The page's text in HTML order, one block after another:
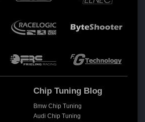
Chip Tuning Blog
Bmw Chip Tuning
Audi Chip Tuning